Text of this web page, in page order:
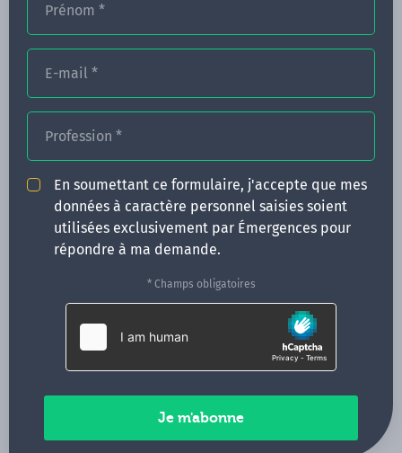
Prénom *
E-mail *
Profession *
En soumettant ce formulaire, j'accepte que mes
données à caractère personnel saisies soient
utilisées exclusivement par Émergences pour
répondre à ma demande.
* Champs obligatoires
CONGRÈS
ACTUALITÉS
INFOS PRATIQUES
Qui sommes-nous ?
CONTACT
35000 Rennes
02 99 05 25 47
Contactez-nous
Paiements sécurisés